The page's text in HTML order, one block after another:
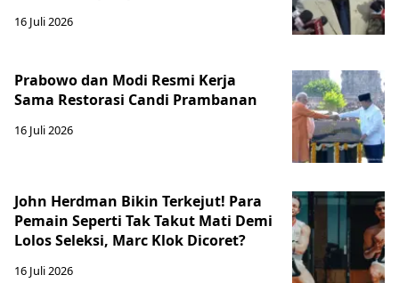
16 Juli 2026
Prabowo dan Modi Resmi Kerja
Sama Restorasi Candi Prambanan
16 Juli 2026
John Herdman Bikin Terkejut! Para
Pemain Seperti Tak Takut Mati Demi
Lolos Seleksi, Marc Klok Dicoret?
16 Juli 2026